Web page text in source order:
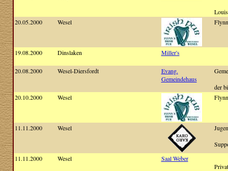
20.05.2000
Wesel
19.08.2000 Dinslaken Miller's
20.08.2000 Wesel-Diersfordt
Evang.
Gemeindehaus
der
20.10.2000
Wesel
11.11.2000 Wesel
11.11.2000
Wesel
Saal Weber